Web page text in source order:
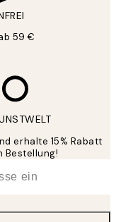
59 €
erhalte 15% Rabatt
Bestellung!